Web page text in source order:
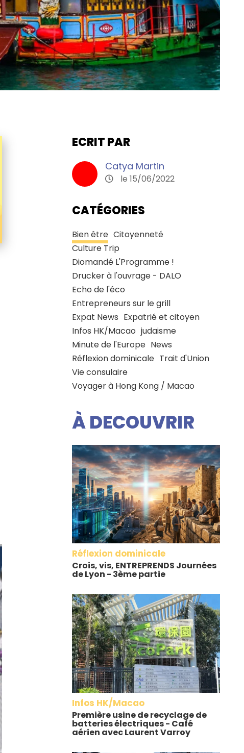
ECRIT PAR
Catya Martin
le 15/06/2022
CATÉGORIES
Bien être Citoyenneté
Culture Trip
Diomandé L'Programme !
Drucker à l'ouvrage - DALO
Echo de l'éco
Entrepreneurs sur le grill
Expat News Expatrié et citoyen
Infos HK/Macao judaisme
Minute de l'Europe News
Réflexion dominicale Trait d'Union
Vie consulaire
Voyager à Hong Kong / Macao
À DECOUVRIR
Réflexion dominicale
Crois, vis, ENTREPRENDS Journées
de Lyon - 3ème partie
Infos HK/Macao
Première usine de recyclage de
batteries électriques - Café
aérien avec Laurent Varroy